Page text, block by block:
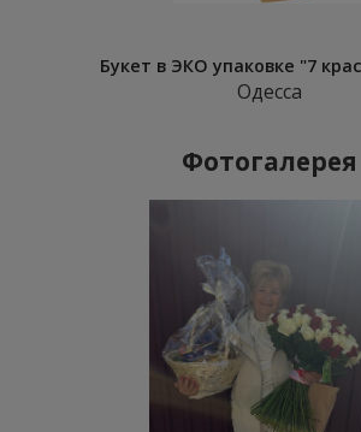
Букет в ЭКО упаковке "7
Одесса
Фотогалерея